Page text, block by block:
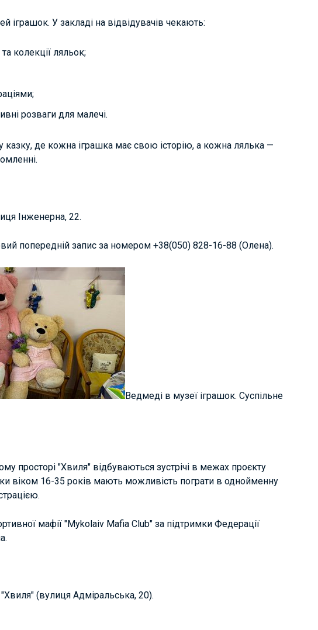
іграшок. У закладі на відвідувачів чекають:
колекції ляльок;
розваги для малечі.
казку, де кожна іграшка має свою історію, а кожна лялька —
Інженерна, 22.
попередній запис за номером +38(050) 828-16-88 (Олена).
Ведмеді в музеї іграшок. Суспільне
просторі "Хвиля" відбуваються зустрічі в межах проєкту
віком 16-35 років мають можливість пограти в однойменну
мафії "Mykolaiv Mafia Club" за підтримки Федерації
(вулиця Адміральська, 20).